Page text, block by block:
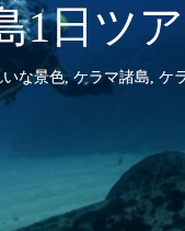
1日
いな景色,ケラマ諸島 ケ